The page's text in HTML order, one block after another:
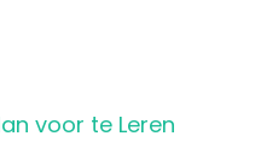
voor te Leren